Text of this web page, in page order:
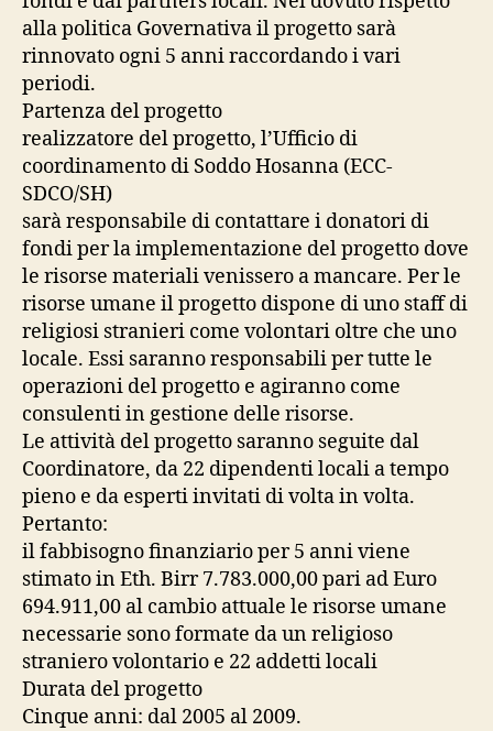
alla politica Governativa il progetto sarà
rinnovato ogni 5 anni raccordando i vari
periodi.
Partenza del progetto
realizzatore del progetto, l’Ufficio di
coordinamento di Soddo Hosanna (ECC-
SDCO/SH)
sarà responsabile di contattare i donatori di
fondi per la implementazione del progetto dove
le risorse materiali venissero a mancare. Per le
risorse umane il progetto dispone di uno staff di
religiosi stranieri come volontari oltre che uno
locale. Essi saranno responsabili per tutte le
operazioni del progetto e agiranno come
consulenti in gestione delle risorse.
Le attività del progetto saranno seguite dal
Coordinatore, da 22 dipendenti locali a tempo
pieno e da esperti invitati di volta in volta.
Pertanto:
il fabbisogno finanziario per 5 anni viene
stimato in Eth. Birr 7.783.000,00 pari ad Euro
694.911,00 al cambio attuale le risorse umane
necessarie sono formate da un religioso
straniero volontario e 22 addetti locali
Durata del progetto
Cinque anni: dal 2005 al 2009.